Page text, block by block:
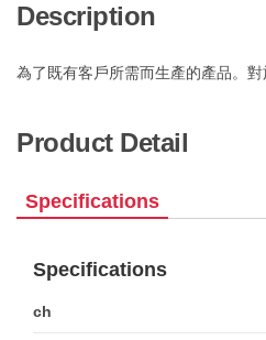
Description
為了既有客戶所需而生產的產品。對
Product Detail
Specifications
Specifications
ch